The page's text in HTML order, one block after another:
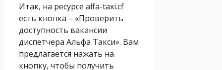
Итак, на ресурсе alfa-taxi.cf
есть кнопка – «Проверить
доступность вакансии
диспетчера Альфа Такси». Вам
предлагается нажать на
кнопку, чтобы получить